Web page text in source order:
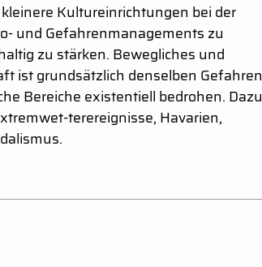
Kultureinrichtungen bei der
und Gefahrenmanagements zu
zu stärken. Bewegliches und
ist grundsätzlich denselben Gefahren
Bereiche existentiell bedrohen. Dazu
terereignisse, Havarien,